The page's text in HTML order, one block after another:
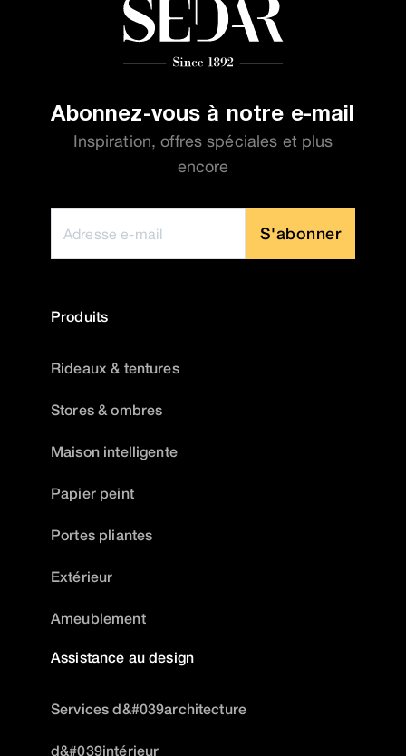
Abonnez-vous à notre e-mail
Inspiration, offres spéciales et plus
encore
S'abonner
Produits
Rideaux & tentures
Stores & ombres
Maison intelligente
Papier peint
Portes pliantes
Extérieur
Ameublement
Assistance au design
Services d&#039architecture
d&#039intérieur